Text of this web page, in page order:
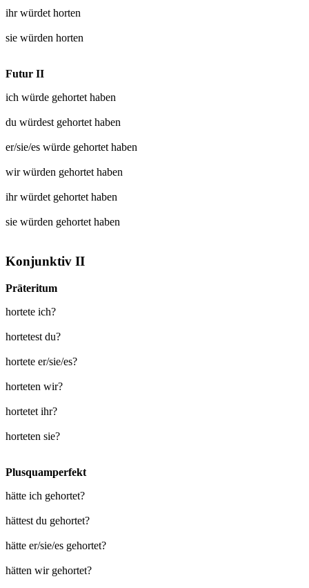
ihr würdethorten
sie würden horten
Futur II
ich würde gehortethaben
du würdest gehortethaben
er/sie/es würde gehortethaben
wir würden gehortethaben
ihr würdet gehortethaben
sie würden gehortethaben
Konjunktiv II
Präteritum
hortete ich?
hortetest du?
hortete er/sie/es?
horteten wir?
hortetet ihr?
horteten sie?
Plusquamperfekt
hätte ich gehortet?
hättest du gehortet?
hätte er/sie/es gehortet?
hätten wir gehortet?